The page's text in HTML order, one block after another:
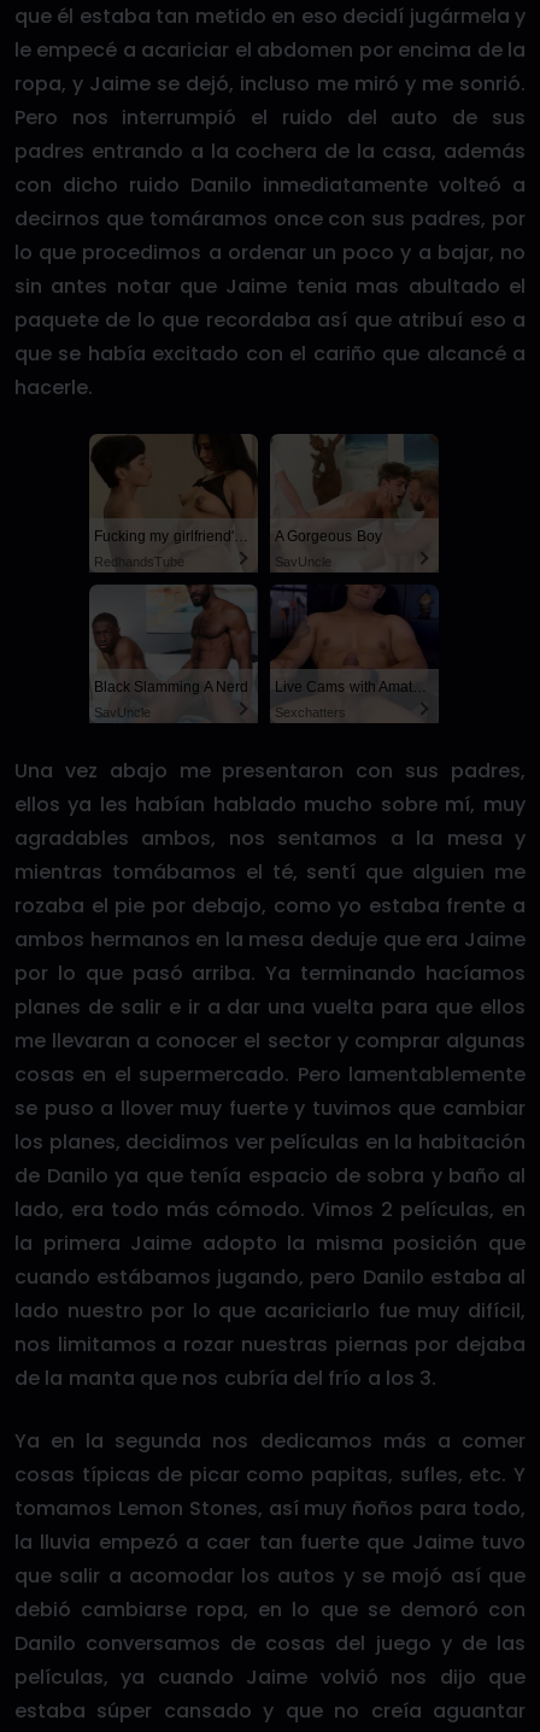
que él estaba tan metido en eso decidí jugármela y
le empecé a acariciar el abdomen por encima de la
ropa, y Jaime se dejó, incluso me miró y me sonrió.
Pero nos interrumpió el ruido del auto de sus
padres entrando a la cochera de la casa, además
con dicho ruido Danilo inmediatamente volteó a
decirnos que tomáramos once con sus padres, por
lo que procedimos a ordenar un poco y a bajar, no
sin antes notar que Jaime tenia mas abultado el
paquete de lo que recordaba así que atribuí eso a
que se había excitado con el cariño que alcancé a
hacerle.
Fucking my girlfriend's hot mommy by mistake
RedhandsTube
A Gorgeous Boy
SayUncle
Black Slamming A Nerd
SayUncle
Live Cams with Amateur Men
Sexchatters
Una vez abajo me presentaron con sus padres,
ellos ya les habían hablado mucho sobre mí, muy
agradables ambos, nos sentamos a la mesa y
mientras tomábamos el té, sentí que alguien me
rozaba el pie por debajo, como yo estaba frente a
ambos hermanos en la mesa deduje que era Jaime
por lo que pasó arriba. Ya terminando hacíamos
planes de salir e ir a dar una vuelta para que ellos
me llevaran a conocer el sector y comprar algunas
cosas en el supermercado. Pero lamentablemente
se puso a llover muy fuerte y tuvimos que cambiar
los planes, decidimos ver películas en la habitación
de Danilo ya que tenía espacio de sobra y baño al
lado, era todo más cómodo. Vimos 2 películas, en
la primera Jaime adopto la misma posición que
cuando estábamos jugando, pero Danilo estaba al
lado nuestro por lo que acariciarlo fue muy difícil,
nos limitamos a rozar nuestras piernas por dejaba
de la manta que nos cubría del frío a los 3.
Ya en la segunda nos dedicamos más a comer
cosas típicas de picar como papitas, sufles, etc. Y
tomamos Lemon Stones, así muy ñoños para todo,
la lluvia empezó a caer tan fuerte que Jaime tuvo
que salir a acomodar los autos y se mojó así que
debió cambiarse ropa, en lo que se demoró con
Danilo conversamos de cosas del juego y de las
películas, ya cuando Jaime volvió nos dijo que
estaba súper cansado y que no creía aguantar